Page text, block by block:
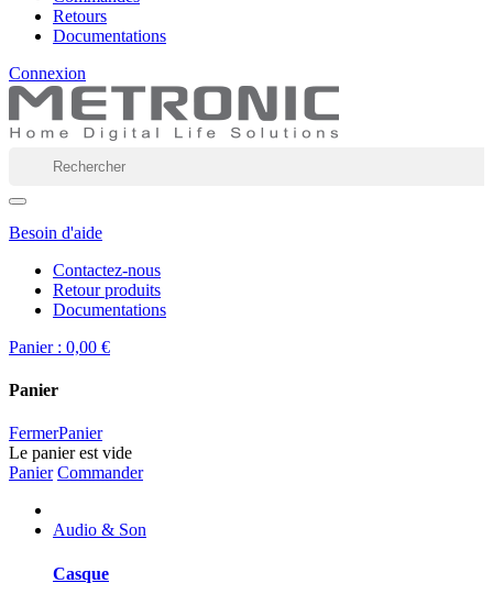
Retours
Documentations
Connexion
Besoin d'aide
Contactez-nous
Retour produits
Documentations
Panier : 0,00 €
Panier
FermerPanier
Le panier est vide
Panier Commander
Audio & Son
Casque